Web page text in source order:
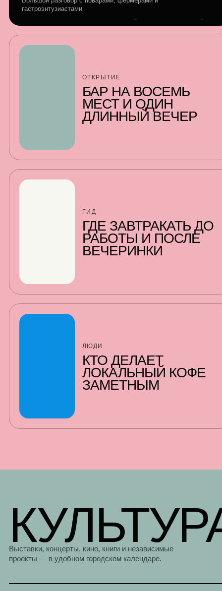
гастроэнтузиастами
ОТКРЫТИЕ
БАР НА ВОСЕМЬ
МЕСТ И ОДИН
ДЛИННЫЙ ВЕЧЕР
ГИД
ГДЕ ЗАВТРАКАТЬ ДО
РАБОТЫ И ПОСЛЕ
ВЕЧЕРИНКИ
ЛЮДИ
КТО ДЕЛАЕТ
ЛОКАЛЬНЫЙ КОФЕ
ЗАМЕТНЫМ
Выставки, концерты, кино, книги и независимые
проекты — в удобном городском календаре.